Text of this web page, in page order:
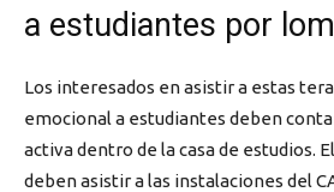
a estudiantes por
Los interesados en asistir a estas
emocional a estudiantes deben
activa dentro de la casa de estudios.
deben asistir a las instalaciones del